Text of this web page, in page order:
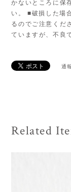
かないところに保
い。 ■破損した場
るのでご注意くだ
ていますが、不良
通
Related